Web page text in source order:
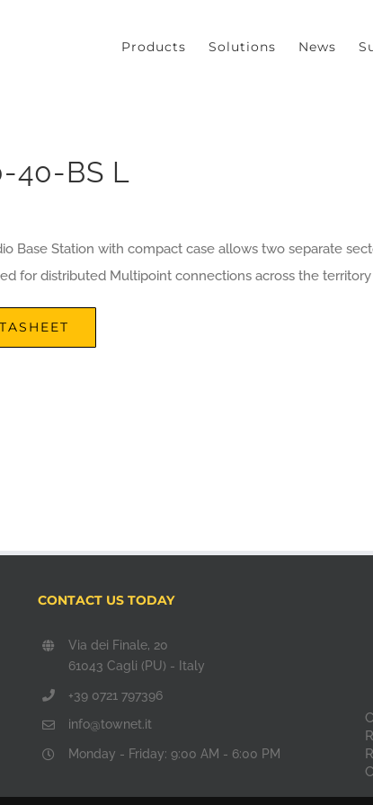
Products Solutions News
40-BS L
Base Station with compact case allows two separate
for distributed Multipoint connections across the territory
CONTACT US TODAY
Via dei Finale, 20
61043 Cagli (PU) - Italy
+39 0721 797396
info@townet.it
Monday - Friday: 9:00 AM - 6:00 PM
experience. We'll assume you're ok with this, but you